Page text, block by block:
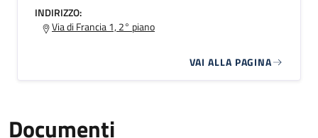
INDIRIZZO:
Via di Francia 1, 2° piano
VAI ALLA PAGINA
Documenti